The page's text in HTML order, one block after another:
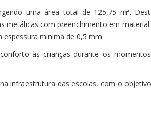
uma área total de 125,75 m².
com preenchimento em
mínima de 0,5 mm.
às crianças durante os
infraestrutura das escolas, com o